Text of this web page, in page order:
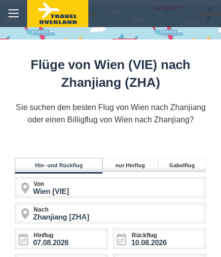
Flüge von Wien (VIE) nach
Zhanjiang (ZHA)
Sie suchen den besten Flug von Wien nach Zhanjiang
oder einen Billigflug von Wien nach Zhanjiang?
Hin- und Rückflug nur Hinflug Gabelflug
Von
Nach
Hinflug Rückflug